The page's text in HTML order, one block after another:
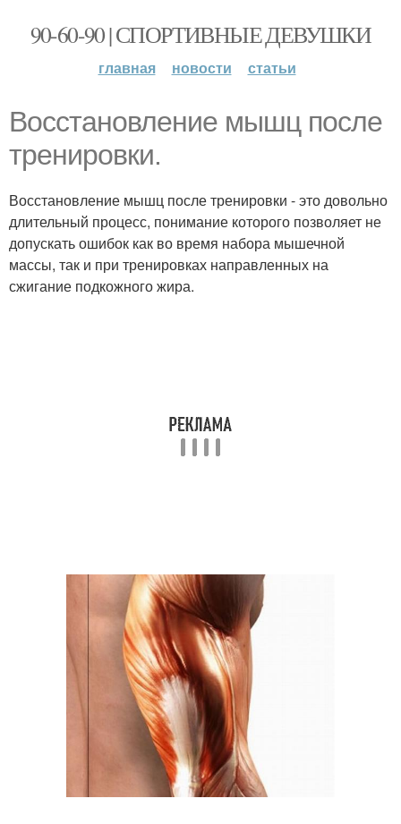
90-60-90 | СПОРТИВНЫЕ ДЕВУШКИ
главная новости статьи
Восстановление мышц после
тренировки.
Восстановление мышц после тренировки - это довольно
длительный процесс, понимание которого позволяет не
допускать ошибок как во время набора мышечной
массы, так и при тренировках направленных на
сжигание подкожного жира.